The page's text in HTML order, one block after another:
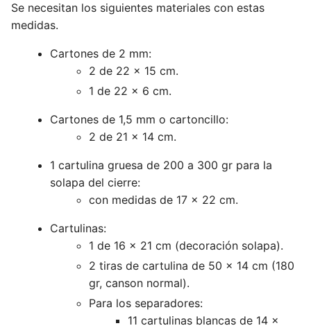
Se necesitan los siguientes materiales con estas
medidas.
Cartones de 2 mm:
2 de 22 x 15 cm.
1 de 22 x 6 cm.
Cartones de 1,5 mm o cartoncillo:
2 de 21 x 14 cm.
1 cartulina gruesa de 200 a 300 gr para la
solapa del cierre:
con medidas de 17 x 22 cm.
Cartulinas:
1 de 16 x 21 cm (decoración solapa).
2 tiras de cartulina de 50 x 14 cm (180
gr, canson normal).
Para los separadores:
11 cartulinas blancas de 14 x